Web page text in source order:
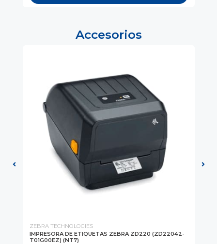
Accesorios
ZEBRA TECHNOLOGIES
IMPRESORA DE ETIQUETAS ZEBRA ZD220 (ZD22042-
T01G00EZ) (NT7)